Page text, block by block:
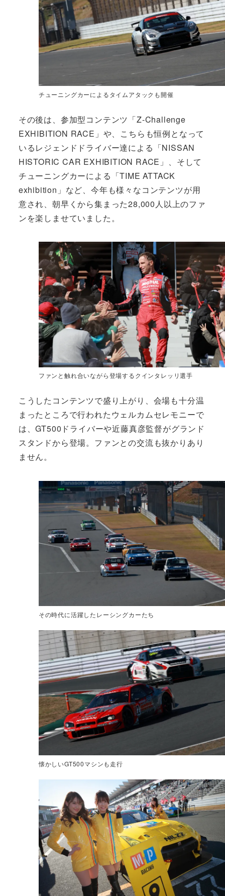
チューニングカーによるタイムアタックも開催
その後は、参加型コンテンツ「Z-Challenge
EXHIBITION RACE」や、こちらも恒例となって
いるレジェンドドライバー達による「NISSAN
HISTORIC CAR EXHIBITION RACE」、そして
チューニングカーによる「TIME ATTACK
exhibition」など、今年も様々なコンテンツが用
意され、朝早くから集まった28,000人以上のファ
ンを楽しませていました。
ファンと触れ合いながら登場するクインタレッリ選手
こうしたコンテンツで盛り上がり、会場も十分温
まったところで行われたウェルカムセレモニーで
は、GT500ドライバーや近藤真彦監督がグランド
スタンドから登場。ファンとの交流も抜かりあり
ません。
その時代に活躍したレーシングカーたち
懐かしいGT500マシンも走行